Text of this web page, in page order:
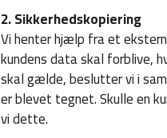
2. Sikkerhedskopiering
Vi henter hjælp fra et
kundens data skal forblive,
skal gælde, beslutter vi i
er blevet tegnet. Skulle en
vi dette.